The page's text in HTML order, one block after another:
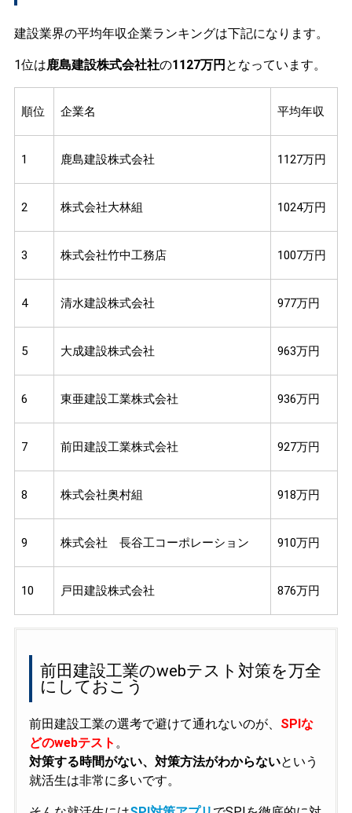
建設業界の平均年収企業ランキングは下記になります。
1位は鹿島建設株式会社社の1127万円 となっています。
順位 企業名 平均年収
1 鹿島建設株式会社 1127万円
2 株式会社大林組 1024万円
3 株式会社竹中工務店 1007万円
4 清水建設株式会社 977万円
5 大成建設株式会社 963万円
6 東亜建設工業株式会社 936万円
7 前田建設工業株式会社 927万円
8 株式会社奥村組 918万円
9 株式会社 長谷工コーポレーション 910万円
10 戸田建設株式会社 876万円
前田建設工業のwebテスト対策を万全
にしておこう
前田建設工業の選考で避けて通れないのが、 SPIな
どのwebテスト 。
対策する時間がない、対策方法がわからないという
就活生は非常に多いです。